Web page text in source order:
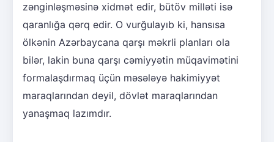
zənginləşməsinə xidmət edir, bütöv milləti isə
qaranlığa qərq edir. O vurğulayıb ki, hansısa
ölkənin Azərbaycana qarşı məkrli planları ola
bilər, lakin buna qarşı cəmiyyətin müqavimətini
formalaşdırmaq üçün məsələyə hakimiyyət
maraqlarından deyil, dövlət maraqlarından
yanaşmaq lazımdır.